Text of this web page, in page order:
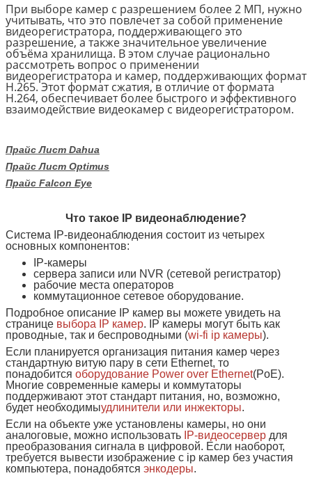
При выборе камер с разрешением более 2 МП, нужно
учитывать, что это повлечет за собой применение
видеорегистратора, поддерживающего это
разрешение, а также значительное увеличение
объёма хранилища. В этом случае рационально
рассмотреть вопрос о применении
видеорегистратора и камер, поддерживающих формат
Н.265. Этот формат сжатия, в отличие от формата
Н.264, обеспечивает более быстрого и эффективного
взаимодействие видеокамер с видеорегистратором.
Прайс Лист Dahua
Прайс Лист Optimus
Прайс Falcon Eye
Что такое IP видеонаблюдение?
Система IP-видеонаблюдения состоит из четырех
основных компонентов:
IP-камеры
сервера записи или NVR (сетевой регистратор)
рабочие места операторов
коммутационное сетевое оборудование.
Подробное описание IP камер вы можете увидеть на
странице выбора IP камер. IP камеры могут быть как
проводные, так и беспроводными (wi-fi ip камеры).
Если планируется организация питания камер через
стандартную витую пару в сети Ethernet, то
понадобится оборудование Power over Ethernet(PoE).
Многие современные камеры и коммутаторы
поддерживают этот стандарт питания, но, возможно,
будет необходимыудлинители или инжекторы.
Если на объекте уже установлены камеры, но они
аналоговые, можно использовать IP-видеосервер для
преобразования сигнала в цифровой. Если наоборот,
требуется вывести изображение с ip камер без участия
компьютера, понадобятся энкодеры.